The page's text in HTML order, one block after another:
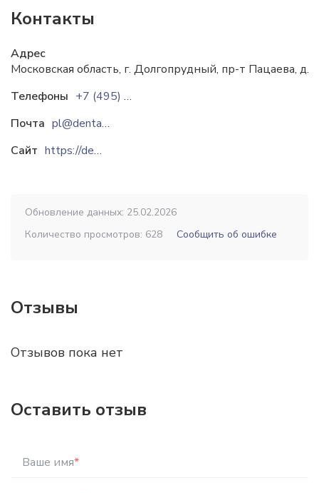
Контакты
Адрес
Московская область, г. Долгопрудный, пр-т Пацаева, д.
Телефоны
+7 (495) 565-7077
Почта
pl@dental-kosmetik.ru
Сайт
https://dental-kosmetik.ru
Обновление данных: 25.02.2026
Количество просмотров: 628
Сообщить об ошибке
Отзывы
Отзывов пока нет
Оставить отзыв
Ваше имя*